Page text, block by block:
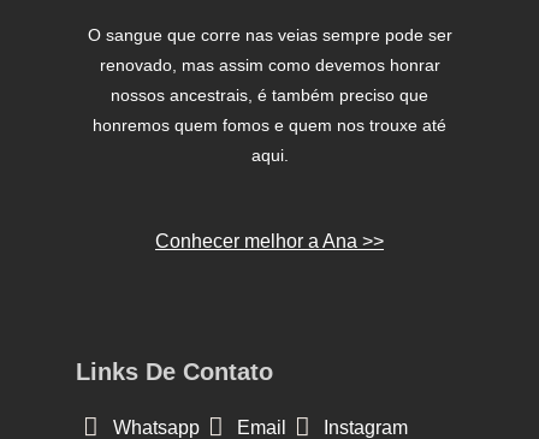
O sangue que corre nas veias sempre pode ser
renovado, mas assim como devemos honrar
nossos ancestrais, é também preciso que
honremos quem fomos e quem nos trouxe até
aqui.
Conhecer melhor a Ana >>
Links De Contato
Whatsapp Email
Instagram